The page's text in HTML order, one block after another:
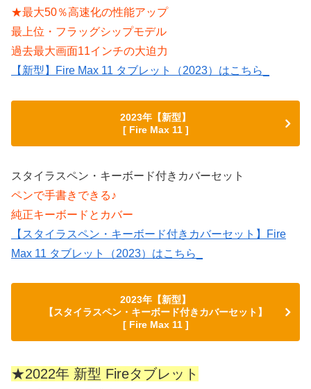
★最大50％高速化の性能アップ
最上位・フラッグシップモデル
過去最大画面11インチの大迫力
【新型】Fire Max 11 タブレット（2023）はこちら_
2023年【新型】
[ Fire Max 11 ]
スタイラスペン・キーボード付きカバーセット
ペンで手書きできる♪
純正キーボードとカバー
【スタイラスペン・キーボード付きカバーセット】Fire
Max 11 タブレット（2023）はこちら_
2023年【新型】
【スタイラスペン・キーボード付きカバーセット】
[ Fire Max 11 ]
★2022年 新型 Fireタブレット